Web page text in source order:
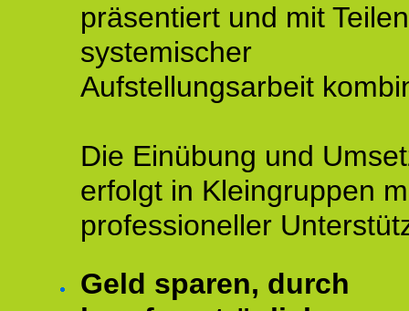
präsentiert und mit Teilen
systemischer
Aufstellungsarbeit
Die Einübung und
erfolgt in Kleingruppen
professioneller
Geld sparen, durch